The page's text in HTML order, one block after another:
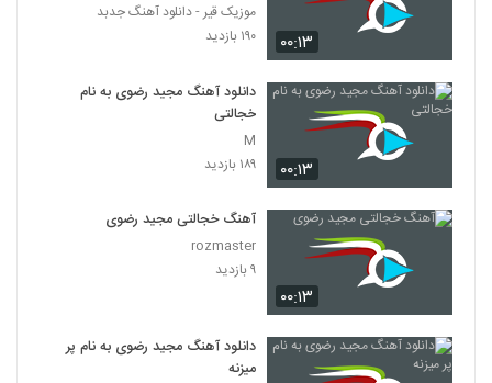
۰۰:۱۳
موزیک قیر - دانلود آهنگ جدبد
۱۹۰ بازدید
۰۰:۱۳
دانلود آهنگ مجید رضوی به نام
خجالتی
M
۱۸۹ بازدید
۰۰:۱۳
آهنگ خجالتی مجید رضوی
rozmaster
۹ بازدید
دانلود آهنگ مجید رضوی به نام پر
میزنه